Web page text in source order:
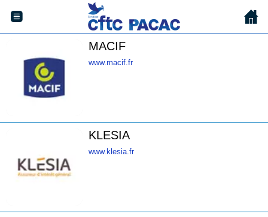
MACIF
www.macif.fr
KLESIA
www.klesia.fr